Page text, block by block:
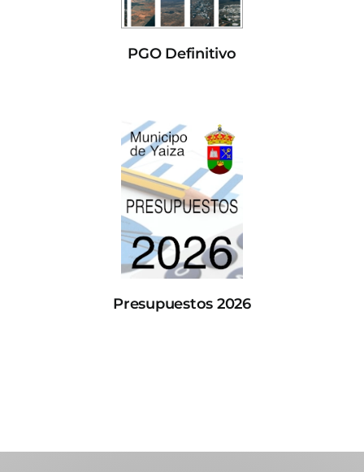
PGO Definitivo
Presupuestos 2026